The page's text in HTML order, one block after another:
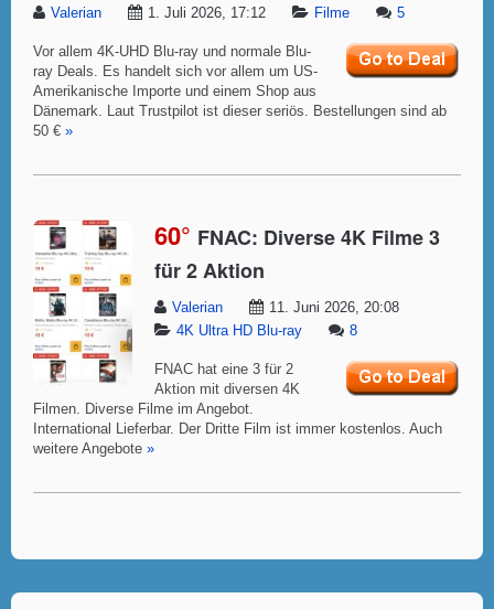
Valerian 1. Juli 2026, 17:12 Filme 5
Vor allem 4K-UHD Blu-ray und normale Blu-
ray Deals. Es handelt sich vor allem um US-
Amerikanische Importe und einem Shop aus
Dänemark. Laut Trustpilot ist dieser seriös. Bestellungen sind ab
50 € »
60° FNAC: Diverse 4K Filme 3
für 2 Aktion
Valerian
11. Juni 2026, 20:08
4K Ultra HD Blu-ray
8
FNAC hat eine 3 für 2
Aktion mit diversen 4K
Filmen. Diverse Filme im Angebot.
International Lieferbar. Der Dritte Film ist immer kostenlos. Auch
weitere Angebote »